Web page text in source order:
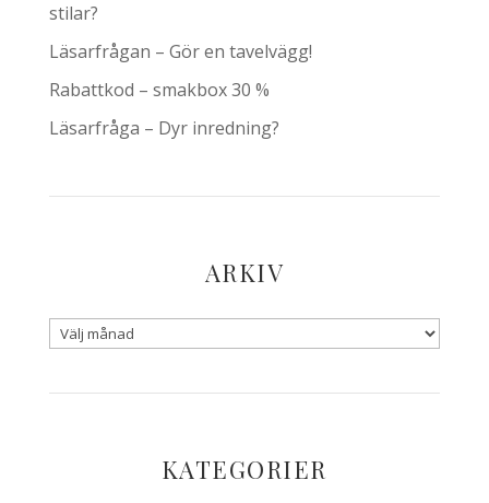
stilar?
Läsarfrågan – Gör en tavelvägg!
Rabattkod – smakbox 30 %
Läsarfråga – Dyr inredning?
ARKIV
KATEGORIER